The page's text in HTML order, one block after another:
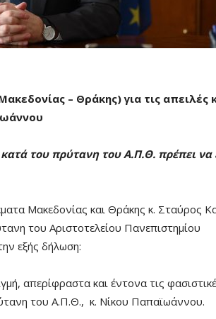
– Θράκης) για τις απειλές
του πρύτανη του Α.Π.Θ. πρέπει να
Μακεδονίας και Θράκης κ. Σταύρος
του Αριστοτελείου Πανεπιστημίου
εξής δήλωση:
απερίφραστα και έντονα τις
του Α.Π.Θ., κ. Νίκου Παπαϊωάννου.